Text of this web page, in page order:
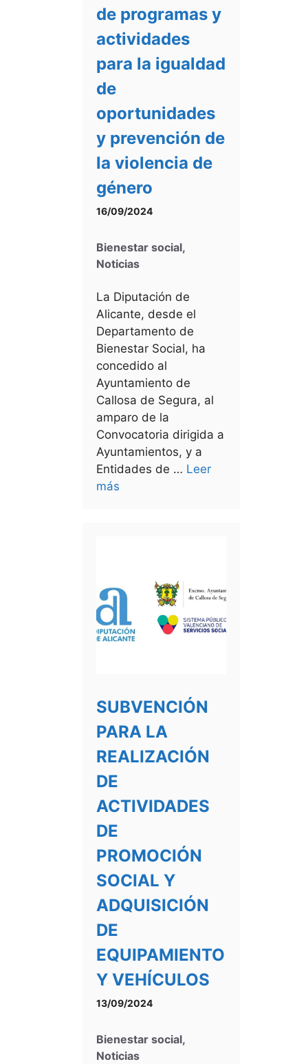
de programas y
actividades
para la igualdad
de
oportunidades
y prevención de
la violencia de
género
16/09/2024
Bienestar social,
Noticias
La Diputación de
Alicante, desde el
Departamento de
Bienestar Social, ha
concedido al
Ayuntamiento de
Callosa de Segura, al
amparo de la
Convocatoria dirigida a
Ayuntamientos, y a
Entidades de … Leer
más
SUBVENCIÓN
PARA LA
REALIZACIÓN
DE
ACTIVIDADES
DE
PROMOCIÓN
SOCIAL Y
ADQUISICIÓN
DE
EQUIPAMIENTO
Y VEHÍCULOS
13/09/2024
Bienestar social,
Noticias